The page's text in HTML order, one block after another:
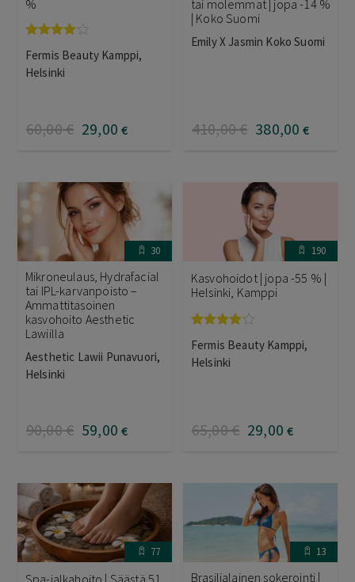
%
tuotteesta:
4.00/ 5
Fermis Beauty Kamppi,
Helsinki
60,00€ 29,00 €
tai molemmat | jopa -14 %
| Koko Suomi
Emily X Jasmin Koko Suomi
410,00€ 380,00 €
30
Mikroneulaus, Hydrafacial
tai IPL-karvanpoisto –
Ammattitasoinen
kasvohoito Aesthetic
Lawiilla
Aesthetic Lawii Punavuori,
Helsinki
90,00€ 59,00 €
190
Kasvohoidot | jopa -55 % |
Helsinki, Kamppi
tuotteesta:
4.00/ 5
Fermis Beauty Kamppi,
Helsinki
65,00€ 29,00 €
77
Spa-jalkahoito | Säästä 51
13
Brasilialainen sokerointi |